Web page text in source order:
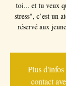
toi... et tu veux
stress", c’est un
réservé aux
Plus
contact